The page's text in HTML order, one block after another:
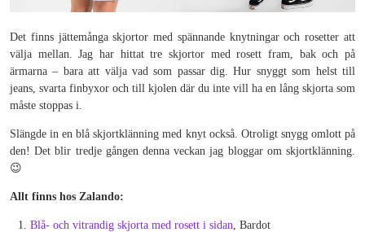
Det finns jättemånga skjortor med spännande knytningar och rosetter att
välja mellan. Jag har hittat tre skjortor med rosett fram, bak och på
ärmarna – bara att välja vad som passar dig. Hur snyggt som helst till
jeans, svarta finbyxor och till kjolen där du inte vill ha en lång skjorta som
måste stoppas i.
Slängde in en blå skjortklänning med knyt också. Otroligt snygg omlott på
den! Det blir tredje gången denna veckan jag bloggar om skjortklänning.
😉
Allt finns hos Zalando:
Blå- och vitrandig skjorta med rosett i sidan , Bardot